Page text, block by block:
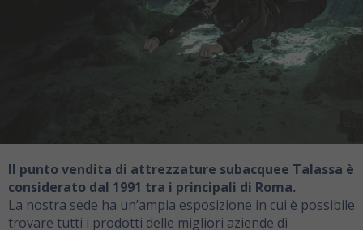
Il punto vendita di attrezzature subacquee Talassa è
considerato dal 1991 tra i principali di Roma.
La nostra sede ha un’ampia esposizione in cui è possibile
trovare tutti i prodotti delle migliori aziende di